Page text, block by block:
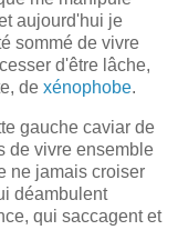
aujourd'hui je
sommé de vivre
d'être lâche,
de xénophobe.
gauche caviar de
de vivre ensemble
ne jamais croiser
déambulent
qui saccagent et